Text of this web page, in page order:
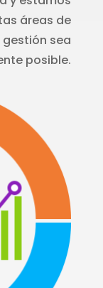
áreas de
sea
posible.